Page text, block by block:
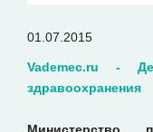
01.07.2015
Vademec.ru -
здравоохранения